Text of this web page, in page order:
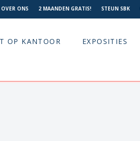
OVER ONS 2 MAANDEN GRATIS! STEUN SBK
OP KANTOOR EXPOSITIES